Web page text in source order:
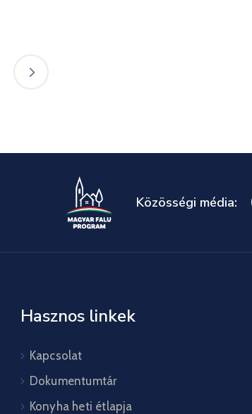
Közösségi média:
Hasznos linkek
Kapcsolat
Dokumentumtár
Konyha heti étlapja